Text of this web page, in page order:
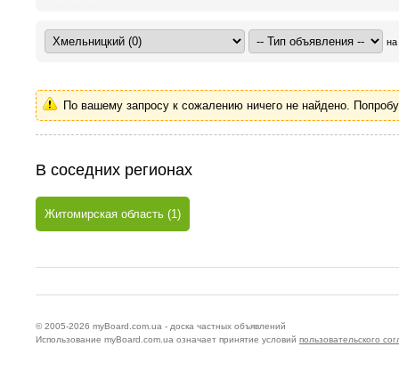
на
По вашему запросу к сожалению ничего не найдено.
В соседних регионах
Житомирская область (1)
© 2005-2026 myBoard.com.ua - доска частных объявлений
Использование myBoard.com.ua означает принятие условий пользовательского